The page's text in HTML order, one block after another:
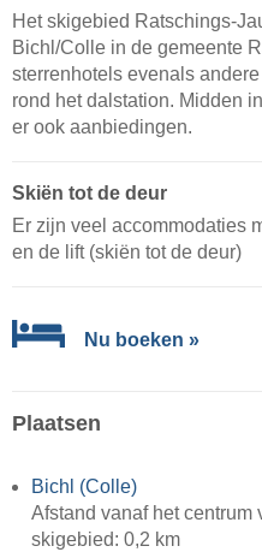
Het skigebied Ratschings-
Bichl/Colle in de gemeente
sterrenhotels evenals
rond het dalstation. Midden
er ook aanbiedingen.
Skiën tot de deur
Er zijn veel accommodaties
en de lift (skiën tot de deur)
Nu boeken »
Plaatsen
Bichl (Colle)
Afstand vanaf het centrum
skigebied: 0,2 km